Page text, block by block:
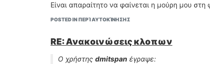
Είναι απαραίτητο να φαίνεται η μούρη μου
POSTED IN ΠΕΡΊ ΑΥΤΟΚΊΝΗΣΗΣ
RE: Ανακοινώσεις κλοπων
Ο χρήστης dmitspan έγραψε: